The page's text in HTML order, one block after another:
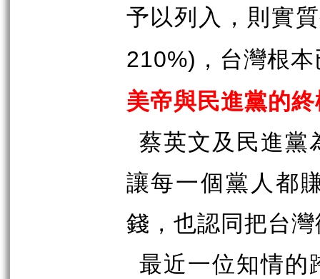
予以列入，則實
210%) ，台灣根
美帝與民進黨的
蔡英文及民進黨
讓每一個黨人都
錢，也認同把台
最近一位知情的